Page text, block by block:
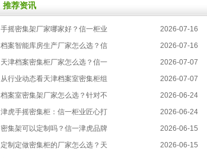
推荐资讯
2026-07-16
手摇密集架厂家哪家好？信一柜业
2026-07-16
档案智能库房生产厂家怎么选？信
2026-07-07
天津档案密集柜厂家怎么选？信一
2026-07-07
从行业动态看天津档案室密集柜组
2026-06-24
档案室密集架厂家怎么选？针对不
2026-06-24
津虎手摇密集柜：信一柜业匠心打
2026-06-15
密集架可以定制吗？信一津虎品牌
2026-06-15
定制定做密集柜的厂家怎么选？天